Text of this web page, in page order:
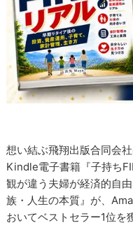
想い結ぶ飛翔出版合同会
Kindle電子書籍『子持ち
観が違う夫婦が経済的自
族・人生の本質』が、
おいてベストセラー1位を